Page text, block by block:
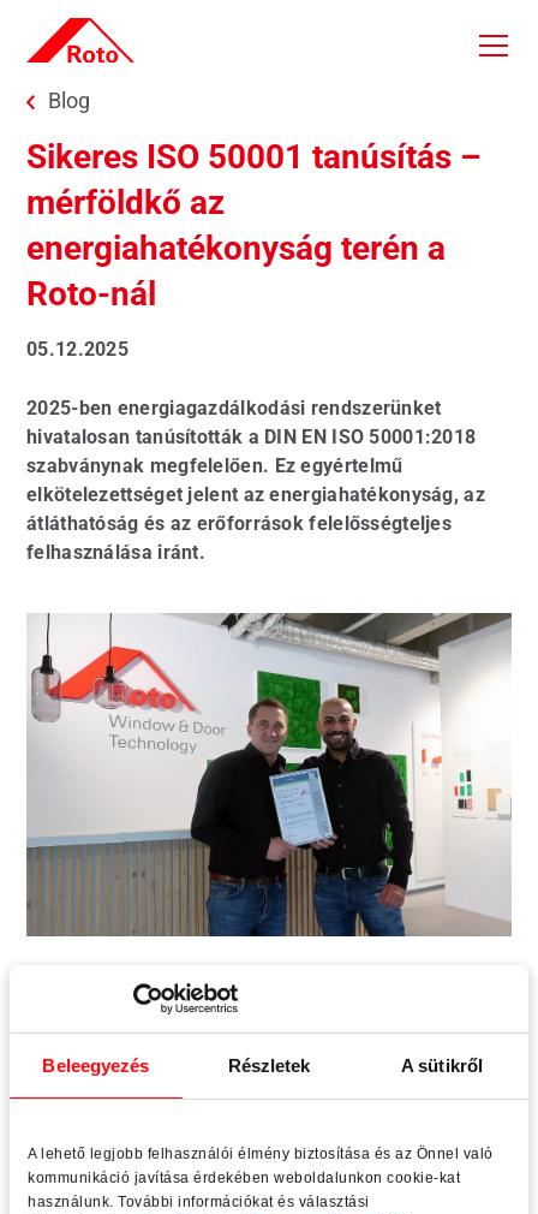
Beleegyezés Részletek A sütikről
A lehető legjobb felhasználói élmény biztosítása és az Önnel való
kommunikáció javítása érdekében weboldalunkon cookie-kat
használunk. További információkat és választási
Skip to main content
You are here:
Blog
Sikeres ISO 50001 tanúsítás –
mérföldkő az
energiahatékonyság terén a
Roto-nál
05.12.2025
2025-ben energiagazdálkodási rendszerünket
hivatalosan tanúsították a DIN EN ISO 50001:2018
szabványnak megfelelően. Ez egyértelmű
elkötelezettséget jelent az energiahatékonyság, az
átláthatóság és az erőforrások felelősségteljes
felhasználása iránt.
Mit jelent az ISO 50001 a Roto
számára?
vállalatokat az energiafogyasztás szisztematikus
nyilvántartásában, a megtakarítási lehetőségek
azonosításában és ezáltal a folyamatos fejlesztések